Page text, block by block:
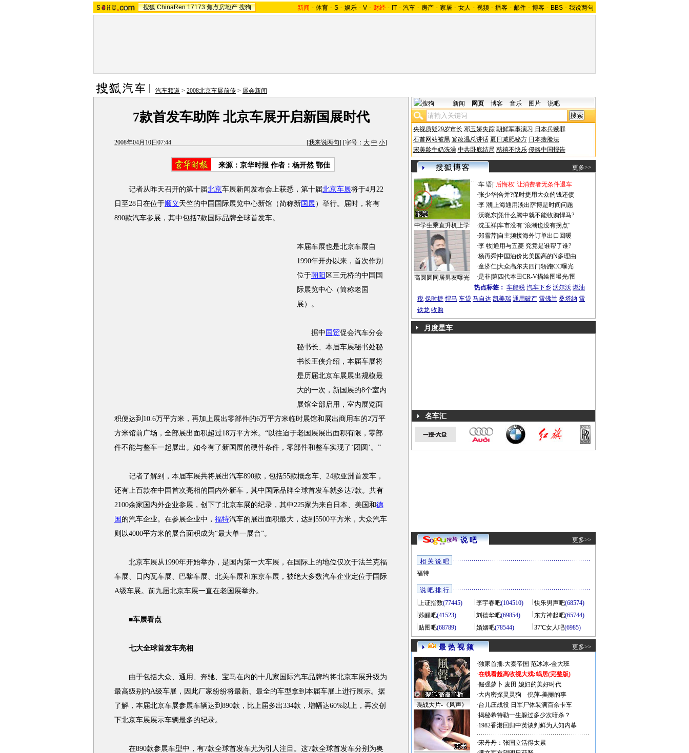
搜狐 ChinaRen 17173 焦点房地产 搜狗 新闻 - 体育 - S - 娱乐 - V - 财经 - IT - 汽车 - 房产 - 家居 - 女人 - 视频 - 播客 - 邮件 - 博客 - BBS - 我说两句
汽车频道 > 2008北京车展前传 > 展会新闻
7款首发车助阵 北京车展开启新国展时代
2008年04月10日07:44 [我来说两句] [字号： 大 中 小]
来源：京华时报 作者：杨开然 鄂佳
记者从昨天召开的第十届北京车展新闻发布会上获悉，第十届北京车展将于4月22
日至28日在位于顺义 天竺的中国国际展览中心新馆（简称新国展 ）举行。届时，将有
890款汽车参展，其中包括7款国际品牌全球首发车。
本届车展也是北京车展自
1990年开办以来，首次作别
位于朝阳 区三元桥的中国国
际展览中心（简称老国
展）。
据中 国贸促会汽车分会
秘书长、本届车展秘书处秘
书长王侠介绍，本届车展将
是历届北京车展展出规模最
大的一次，新国展的8个室内
展馆全部启用，室内展览面
积便达到10.6万平方米，再加上展出零部件的6万平方米临时展馆和展出商用车的2万平
方米馆前广场，全部展出面积超过18万平方米。“以往迫于老国展展出面积有限，零部
件不能与整车一起展出。如今有了新国展的硬件条件，零部件和整车实现了‘团圆’。”
记者了解到，本届车展共将展出汽车890款，包括55款概念车、24款亚洲首发车，
还有上百款在中国首次亮相的国内外新车，其中国际品牌全球首发车就多达7款。共有
2100余家国内外企业参展，创下了北京车展的纪录，其中225家为来自日本、美国和德
国 的汽车企业。在参展企业中， 福特汽车的展出面积最大，达到5500平方米，大众汽车
则以4000平方米的展台面积成为“最大单一展台”。
北京车展从1990年开始举办，是国内第一大车展，在国际上的地位仅次于法兰克福
车展、日内瓦车展、巴黎车展、北美车展和东京车展，被绝大多数汽车企业定位于国际
A级车展。前九届北京车展一直在老国展举办。
■车展看点
七大全球首发车亮相
由于包括大众、通用、奔驰、宝马在内的十几家国际汽车品牌均将北京车展升级为
最高级别的A级车展，因此厂家纷纷将最新、最全的车型拿到本届车展上进行展示。据
了解，本届北京车展参展车辆达到890款，比上届多出334款，增幅达60%以上，再次创
下北京车展展示车辆最多的纪录。
在890款参展车型中，有7款全球首发车尤为引人注目。这7款全球首发车分别为奥
新闻 网页 博客 音乐 图片 说吧
央视质疑29岁市长 邓玉娇失踪 朝鲜军事演习 日本兵赎罪
石首网站被黑 篡改温总讲话 夏日减肥秘方 日本瘦脸法
宋美龄牛奶洗澡 中共卧底结局 慈禧不快乐 侵略中国报告
更多>>
中学生乘直升机上学
高圆圆同居男友曝光
·车 语|"后悔权"让消费者无条件退车
·张少华|合并?保时捷用大众的钱还债
·李 潮 上海通用淡出萨博是时间问题
·沃晓东|凭什么腾中就不能收购悍马?
·沈玉祥|车市没有"浪潮也没有拐点"
·郑雪芹| 自主频接海外订单出口回暖
·李 牧|通用与五菱 究竟是谁帮了谁?
·杨再舜|中国油价比美国高的N多理由
·童济仁|大众高尔夫四门轿跑CC曝光
·是非|第四代本田CR-V描绘图曝光/图
热点标签： 车船税 汽车下乡 沃尔沃 燃油
税 保时捷 悍马 车贷 马自达 凯美瑞 通用破产 雪佛兰 桑塔纳 雪
铁龙 收购
月度星车
名车汇
说 吧 更多>>
相 关 说 吧
福特
说 吧 排 行
上证指数(77445) 李宇春吧(104510) 快乐男声吧(68574)
苏醒吧(41523) 刘德华吧(69854) 东方神起吧(65744)
贴图吧(68789) 婚姻吧(78544) 37℃女人吧(6985)
最 热 视 频 更多>>
谍战大片-《风声》
·独家首播:大秦帝国 范冰冰-金大班
·在线看超高收视大戏:蜗居(完整版)
·倔强萝卜 麦田 媳妇的美好时代
·大内密探灵灵狗
倪萍-美丽的事
·台儿庄战役 日军尸体装满百余卡车
·揭秘希特勒一生躲过多少次暗杀？
·1982香港回归中英谈判鲜为人知内幕
·宋丹丹：张国立活得太累